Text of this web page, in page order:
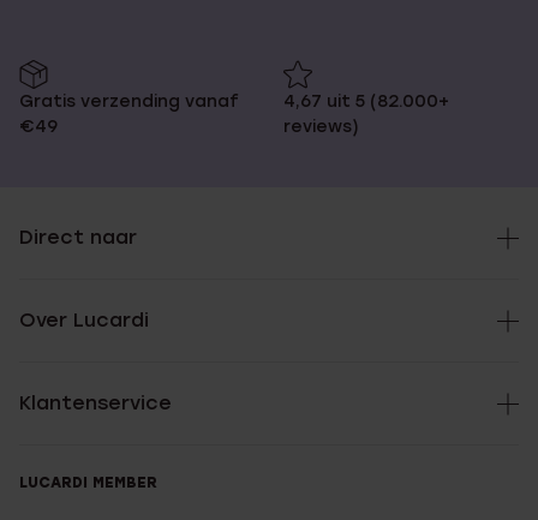
Gratis verzending vanaf
€49
4,67 uit 5 (82.000+
reviews)
Direct naar
Over Lucardi
Klantenservice
LUCARDI MEMBER